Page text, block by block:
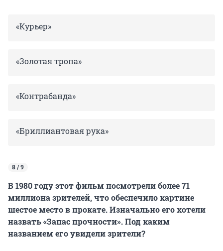
«Курьер»
«Золотая тропа»
«Контрабанда»
«Бриллиантовая рука»
8 / 9
В 1980 году этот фильм посмотрели более 71
миллиона зрителей, что обеспечило картине
шестое место в прокате. Изначально его хотели
назвать «Запас прочности». Под каким
названием его увидели зрители?